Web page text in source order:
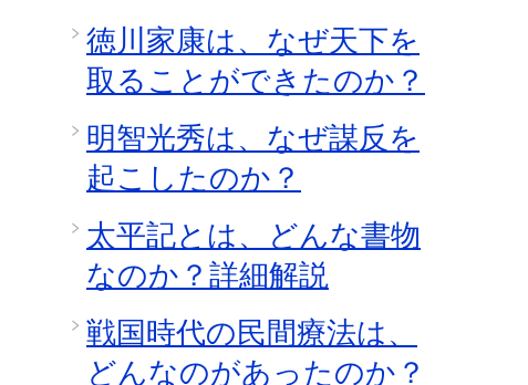
徳川家康は、なぜ天下を
取ることができたのか？
明智光秀は、なぜ謀反を
起こしたのか？
太平記とは、どんな書物
なのか？詳細解説
戦国時代の民間療法は、
どんなのがあったのか？